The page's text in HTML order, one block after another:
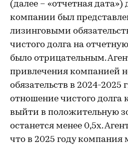
(далее – «отчетная дата»)
компании был
лизинговыми
чистого долга на
было отрицательным.
привлечения компанией
обязательств в 2024-2025
отношение чистого долга
выйти в положительную
останется менее 0,5х.
что в 2025 году